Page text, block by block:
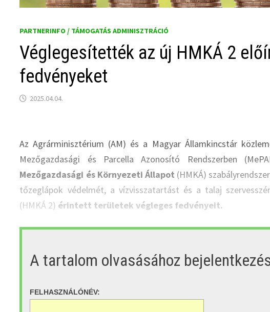
PARTNERINFO / TÁMOGATÁS ADMINISZTRÁCIÓ
Véglegesítették az új HMKÁ 2
fedvényeket
2025.04.04.
Az Agrárminisztérium (AM) és a Magyar Államkincstár
Mezőgazdasági és Parcella Azonosító Rendszerben
Mezőgazdasági és Környezeti Állapot (HMKÁ)
tőzeglápok védelmét, a vízvisszatartást és a talaj
(HMKÁ 2) érintett területek végleges fedvényeit.
A tartalom olvasásához
FELHASZNÁLÓNÉV: